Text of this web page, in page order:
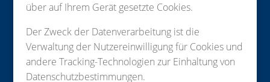
über auf Ihrem Gerät gesetzte Cookies.
Der Zweck der Datenverarbeitung ist die
Verwaltung der Nutzereinwilligung für Cookies und
andere Tracking-Technologien zur Einhaltung von
Datenschutzbestimmungen.